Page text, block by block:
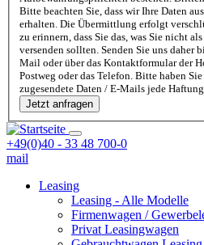
Bitte beachten Sie, dass wir Ihre Daten
erhalten. Die Übermittlung erfolgt
zu erinnern, dass Sie das, was Sie nicht
versenden sollten. Senden Sie uns
Mail oder über das Kontaktformular der
Postweg oder das Telefon. Bitte haben
zugesendete Daten / E-Mails jede Haftung
+49(0)40 - 33 48 700-0
mail
Hauptnavigation
Leasing
Leasing - Alle Modelle
Firmenwagen /
Privat Leasingwagen